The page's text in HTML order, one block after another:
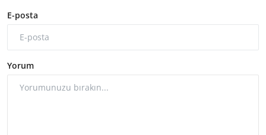
E-posta
Yorum